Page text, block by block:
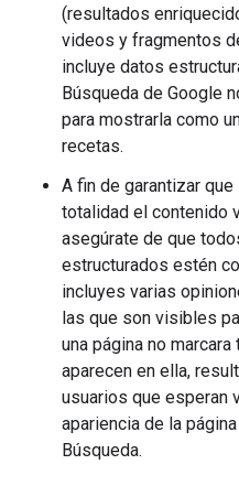
(resultados
videos y fragmentos
incluye datos
Búsqueda de Google
para mostrarla como
recetas.
A fin de garantizar
totalidad el contenido
asegúrate de que
estructurados estén
incluyes varias
las que son visibles
una página no
aparecen en ella,
usuarios que esperan
apariencia de la
Búsqueda.